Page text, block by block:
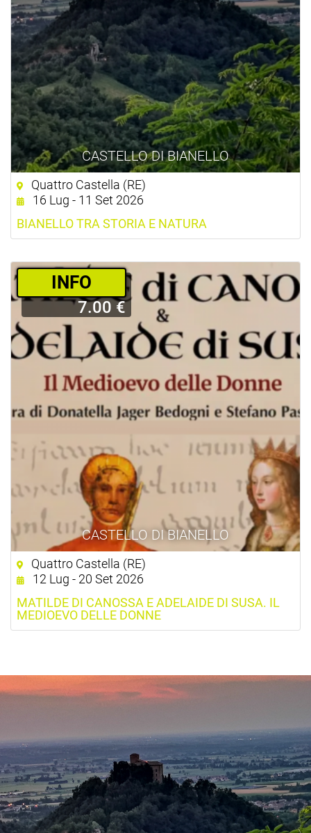
CASTELLO DI BIANELLO
Quattro Castella (RE)
16 Lug - 11 Set 2026
BIANELLO TRA STORIA E NATURA
CASTELLO DI BIANELLO
­INFO
7.00 €
Quattro Castella (RE)
12 Lug - 20 Set 2026
MATILDE DI CANOSSA E ADELAIDE DI SUSA. IL
MEDIOEVO DELLE DONNE